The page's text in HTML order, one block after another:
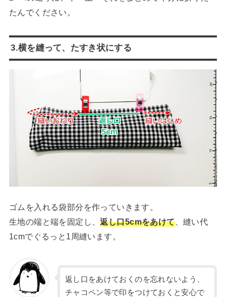
たんでください。
3.横を縫って、たすき状にする
ゴムを入れる袋部分を作っていきます。
生地の端と端を固定し、返し口5cmをあけて、縫い代
1cmでぐるっと1周縫います。
返し口をあけておくのを忘れないよう、
チャコペン等で印をつけておくと安心で